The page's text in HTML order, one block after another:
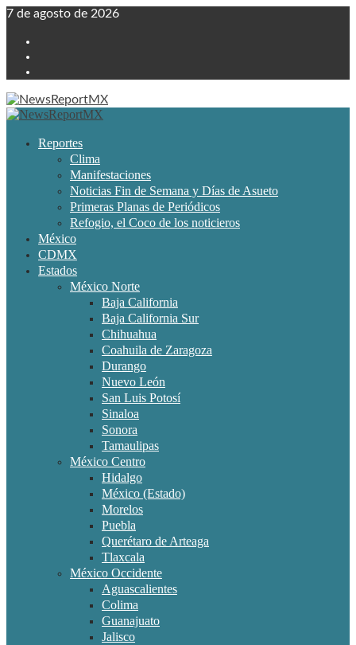
Skip
content
7 de agosto de 2026
Primary
Reportes
Clima
Manifestaciones
Noticias Fin de Semana y Días de Asueto
Primeras Planas de Periódicos
Refogio, el Coco de los noticieros
México
CDMX
Estados
México Norte
Baja California
Baja California Sur
Chihuahua
Coahuila de Zaragoza
Durango
Nuevo León
San Luis Potosí
Sinaloa
Sonora
Tamaulipas
México Centro
Hidalgo
México (Estado)
Morelos
Puebla
Querétaro de Arteaga
Tlaxcala
México Occidente
Aguascalientes
Colima
Guanajuato
Jalisco